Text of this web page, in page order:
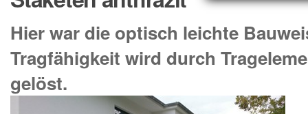
Hier war die optisch leichte
Tragfähigkeit wird durch
gelöst.